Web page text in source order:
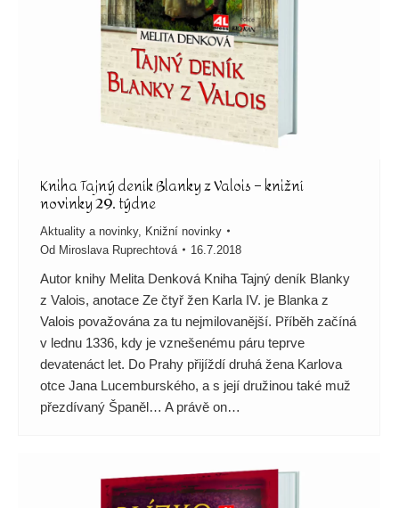
Kniha Tajný deník Blanky z Valois – knižní
novinky 29. týdne
Aktuality a novinky, Knižní novinky
Od Miroslava Ruprechtová 16.7.2018
Autor knihy Melita Denková Kniha Tajný deník Blanky
z Valois, anotace Ze čtyř žen Karla IV. je Blanka z
Valois považována za tu nejmilovanější. Příběh začíná
v lednu 1336, kdy je vznešenému páru teprve
devatenáct let. Do Prahy přijíždí druhá žena Karlova
otce Jana Lucemburského, a s její družinou také muž
přezdívaný Španěl… A právě on…